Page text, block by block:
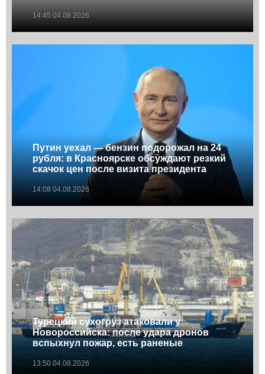
14:45 04.08.2026
Путин уехал — бензин подорожал на 24
рубля: в Красноярске обсуждают резкий
скачок цен после визита президента
14:08 04.08.2026
Турецкий сухогруз атаковали у
Новороссийска: после удара дронов
вспыхнул пожар, есть раненые
13:50 04.08.2026